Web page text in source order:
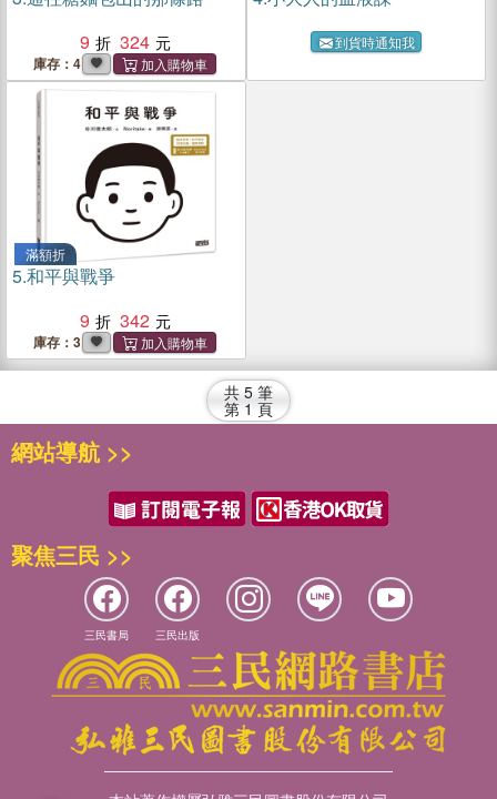
9
324
庫存：4
到貨時通知我
滿額折
5.和平與戰爭
9
342
庫存：3
共 5 筆
第 1 頁
網站導航 >>
聚焦三民 >>
三民書局 三民出版